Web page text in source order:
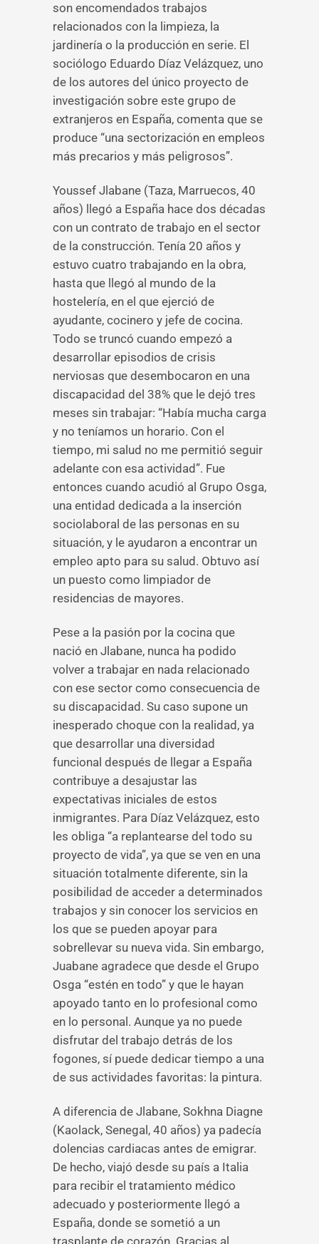
son encomendados trabajos
relacionados con la limpieza, la
jardinería o la producción en serie. El
sociólogo Eduardo Díaz Velázquez, uno
de los autores del único proyecto de
investigación sobre este grupo de
extranjeros en España, comenta que se
produce “una sectorización en empleos
más precarios y más peligrosos”.
Youssef Jlabane (Taza, Marruecos, 40
años) llegó a España hace dos décadas
con un contrato de trabajo en el sector
de la construcción. Tenía 20 años y
estuvo cuatro trabajando en la obra,
hasta que llegó al mundo de la
hostelería, en el que ejerció de
ayudante, cocinero y jefe de cocina.
Todo se truncó cuando empezó a
desarrollar episodios de crisis
nerviosas que desembocaron en una
discapacidad del 38% que le dejó tres
meses sin trabajar: “Había mucha carga
y no teníamos un horario. Con el
tiempo, mi salud no me permitió seguir
adelante con esa actividad”. Fue
entonces cuando acudió al Grupo Osga,
una entidad dedicada a la inserción
sociolaboral de las personas en su
situación, y le ayudaron a encontrar un
empleo apto para su salud. Obtuvo así
un puesto como limpiador de
residencias de mayores.
Pese a la pasión por la cocina que
nació en Jlabane, nunca ha podido
volver a trabajar en nada relacionado
con ese sector como consecuencia de
su discapacidad. Su caso supone un
inesperado choque con la realidad, ya
que desarrollar una diversidad
funcional después de llegar a España
contribuye a desajustar las
expectativas iniciales de estos
inmigrantes. Para Díaz Velázquez, esto
les obliga “a replantearse del todo su
proyecto de vida”, ya que se ven en una
situación totalmente diferente, sin la
posibilidad de acceder a determinados
trabajos y sin conocer los servicios en
los que se pueden apoyar para
sobrellevar su nueva vida. Sin embargo,
Juabane agradece que desde el Grupo
Osga “estén en todo” y que le hayan
apoyado tanto en lo profesional como
en lo personal. Aunque ya no puede
disfrutar del trabajo detrás de los
fogones, sí puede dedicar tiempo a una
de sus actividades favoritas: la pintura.
A diferencia de Jlabane, Sokhna Diagne
(Kaolack, Senegal, 40 años) ya padecía
dolencias cardiacas antes de emigrar.
De hecho, viajó desde su país a Italia
para recibir el tratamiento médico
adecuado y posteriormente llegó a
España, donde se sometió a un
trasplante de corazón. Gracias al